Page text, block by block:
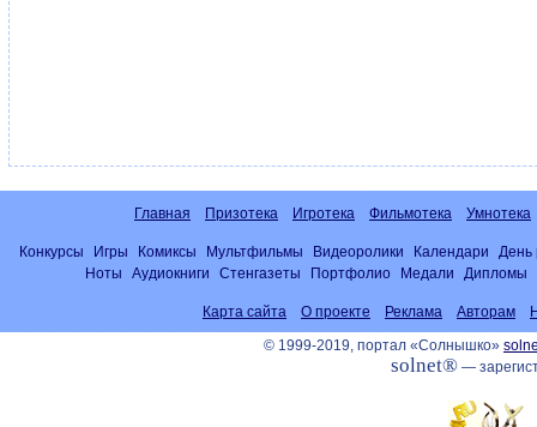
Главная Призотека Игротека Фильмотека Умнотека
Конкурсы Игры Комиксы Мультфильмы Видеоролики Календари
День
Ноты
Аудиокниги Стенгазеты Портфолио Медали Дипломы
Карта сайта О проекте Реклама Авторам
© 1999-2019, портал «Солнышко»
solnet®—